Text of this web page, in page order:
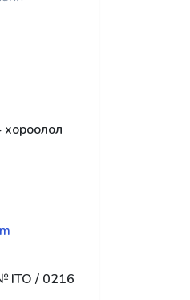
ITO / 0216